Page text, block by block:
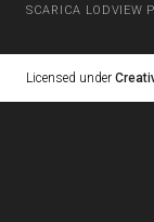
SCARICA LODVIEW
Licensed under